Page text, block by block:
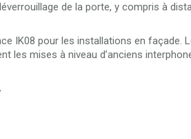
de la porte, y compris à
IK08 pour les installations en façade.
les mises à niveau d’anciens